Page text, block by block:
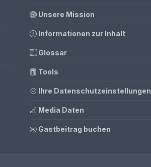
Unsere Mission
Informationen zur Inhalt
Glossar
Tools
Ihre Datenschutzeinstellungen
Media Daten
Gastbeitrag buchen